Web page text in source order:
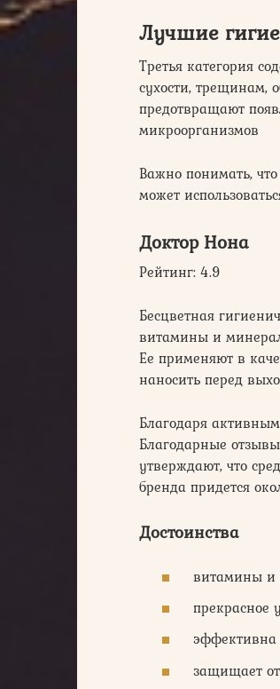
Лучшие
Третья категория
сухости, трещинам,
предотвращают
микроорганизмов
Важно понимать,
может
Доктор Нона
Рейтинг: 4.9
Бесцветная
витамины и
Ее применяют в
наносить перед
Благодаря
Благодарные
утверждают, что
бренда придется
Достоинства
витамины и
прекрасное
эффективна
защищает